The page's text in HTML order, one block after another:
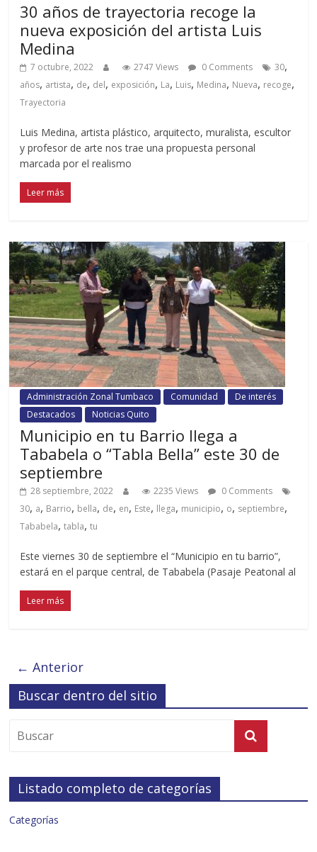
30 años de trayectoria recoge la
nueva exposición del artista Luis
Medina
7 octubre, 2022 2747 Views 0 Comments 30,
años, artista, de, del, exposición, La, Luis, Medina, Nueva, recoge,
Trayectoria
Luis Medina, artista plástico, arquitecto, muralista, escultor
y profesor de arte nos trae una propuesta personal
marcada por el realismo
Leer más
Administración Zonal Tumbaco Comunidad
De interés
Destacados
Noticias Quito
Municipio en tu Barrio llega a
Tababela o “Tabla Bella” este 30 de
septiembre
28 septiembre, 2022 2235 Views
0 Comments
30, a, Barrio, bella, de, en, Este, llega, municipio, o, septiembre,
Tababela,tabla,tu
Este viernes 30 de septiembre el “Municipio en tu barrio”,
estará en el parque central, de Tababela (Pasaje Peatonal al
Leer más
← Anterior
Buscar dentro del sitio
Listado completo de categorías
Categorías